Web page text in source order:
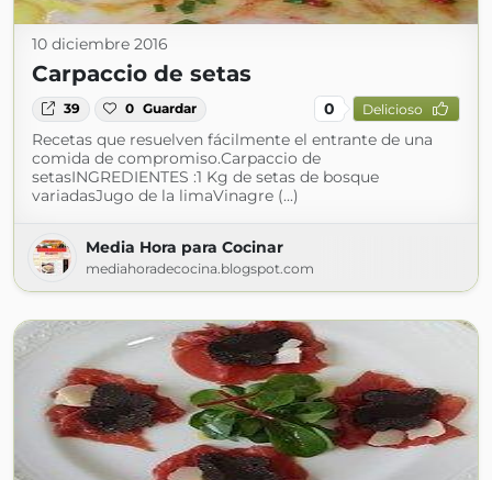
10 diciembre 2016
Carpaccio de setas
39 0 Guardar 0 Delicioso
Recetas que resuelven fácilmente el entrante de una
comida de compromiso.Carpaccio de
setasINGREDIENTES :1 Kg de setas de bosque
variadasJugo de la limaVinagre (...)
Media Hora para Cocinar
mediahoradecocina.blogspot.com